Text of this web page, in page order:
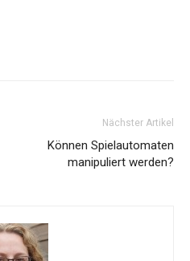
Nächster Artikel
Können Spielautomaten
manipuliert werden?